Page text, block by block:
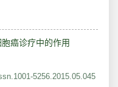
癌诊疗中的作用
5256.2015.05.045